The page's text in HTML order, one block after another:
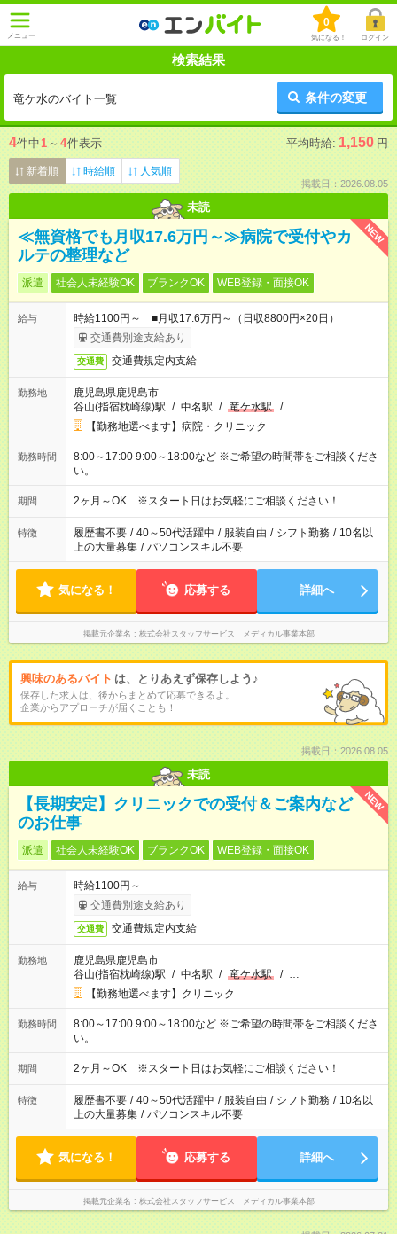
メニュー
0
気になる！ ログイン
検索結果
竜ケ水のバイト一覧 条件の変更
4件中1 ～ 4件表示 平均時給: 1,150 円
新着順 時給順 人気順
掲載日：2026.08.05
未読
NEW
≪無資格でも月収17.6万円～≫病院で受付やカ
ルテの整理など
派遣 社会人未経験OK ブランクOK WEB登録・面接OK
給与
時給1100円～ ■月収17.6万円～（日収8800円×20日）
交通費別途支給あり
交通費 交通費規定内支給
勤務地
鹿児島県鹿児島市
谷山(指宿枕崎線)駅 / 中名駅 / 竜ケ水駅 / …
【勤務地選べます】病院・クリニック
勤務時間
8:00～17:00 9:00～18:00など ※ご希望の時間帯をご相談くださ
い。
期間 2ヶ月～OK ※スタート日はお気軽にご相談ください！
特徴 履歴書不要 / 40～50代活躍中 / 服装自由 / シフト勤務 / 10名以
上の大量募集 / パソコンスキル不要
気になる！ 応募する 詳細へ
掲載元企業名 株式会社スタッフサービス メディカル事業本部
興味のあるバイト は、とりあえず保存しよう♪
保存した求人は、後からまとめて応募できるよ。
企業からアプローチが届くことも！
掲載日：2026.08.05
未読
NEW
【長期安定】クリニックでの受付＆ご案内など
のお仕事
派遣 社会人未経験OK ブランクOK WEB登録・面接OK
給与
時給1100円～
交通費別途支給あり
交通費 交通費規定内支給
勤務地
鹿児島県鹿児島市
谷山(指宿枕崎線)駅 / 中名駅 / 竜ケ水駅 / …
【勤務地選べます】クリニック
勤務時間
8:00～17:00 9:00～18:00など ※ご希望の時間帯をご相談くださ
い。
期間 2ヶ月～OK ※スタート日はお気軽にご相談ください！
特徴 履歴書不要 / 40～50代活躍中 / 服装自由 / シフト勤務 / 10名以
上の大量募集 / パソコンスキル不要
気になる！ 応募する 詳細へ
掲載元企業名 株式会社スタッフサービス メディカル事業本部